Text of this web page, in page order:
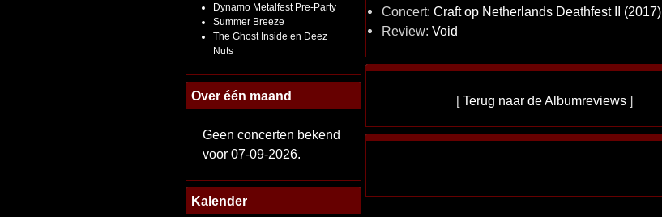
Dynamo Metalfest Pre-Party
Summer Breeze
The Ghost Inside en Deez
Nuts
Over één maand
Geen concerten bekend
voor 07-09-2026.
Kalender
Concert: Craft op Netherlands Deathfest II (2017)
Review: Void
[Terug naar de Albumreviews ]